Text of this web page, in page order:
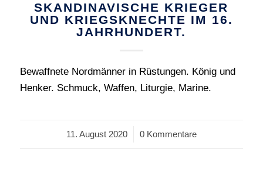
SKANDINAVISCHE KRIEGER
UND KRIEGSKNECHTE IM 16.
JAHRHUNDERT.
Bewaffnete Nordmänner in Rüstungen. König und
Henker. Schmuck, Waffen, Liturgie, Marine.
11. August 2020
/ 0 Kommentare